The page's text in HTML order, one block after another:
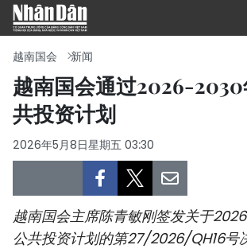
政治
经济
社会
越南国会 新闻
越南国会通过2026-
共投资计划
2026年5月8日星期五 03:30
越南国会主席陈青敏刚签发关于
公共投资计划的第27/2026/QH16号